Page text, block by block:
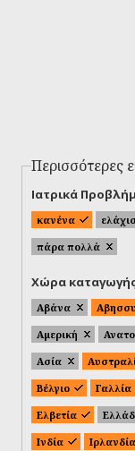
Περισσότερες
Ιατρικά
κανένα
πάρα πολλά
Χώρα
Αβάνα
Αμερική
Ασία
Βέλγιο
Γαλλία
Ελβετία
Ινδία
Ιρλανδία